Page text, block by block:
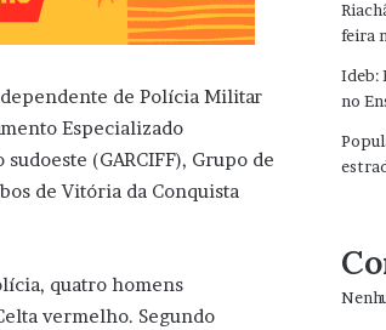
de Polícia Militar
Especializado
(GARCIFF), Grupo de
de Vitória da Conquista
quatro homens
vermelho. Segundo
feira
Ideb:
no